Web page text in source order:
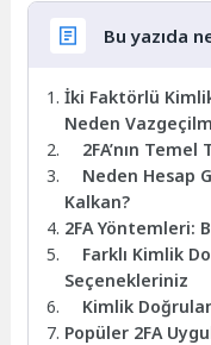
Bu yazıda
İki Faktörlü
Neden
2FA’nın Temel
Neden Hesap
Kalkan?
2FA Yöntemleri:
Farklı Kimlik
Seçenekleriniz
Kimlik
Popüler 2FA